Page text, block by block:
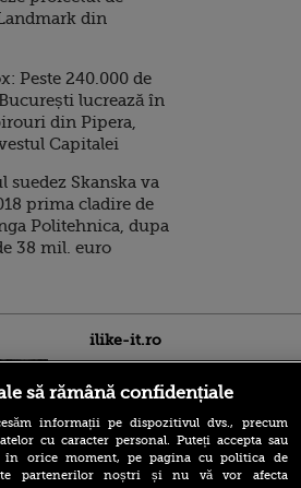
din
Peste 240.000 de
lucrează în
din Pipera,
Capitalei
suedez Skanska va
prima cladire de
Politehnica, dupa
38 mil. euro
ilike-it.ro
să rămână confidențiale
informații pe dispozitivul dvs., precum
cu caracter personal. Puteți accepta sau
în orice moment, pe pagina cu politica de
partenerilor noștri și nu vă vor afecta